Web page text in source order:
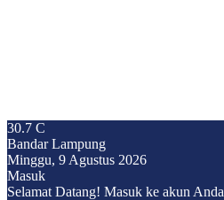
30.7 C
Bandar Lampung
Minggu, 9 Agustus 2026
Masuk
Selamat Datang! Masuk ke akun Anda